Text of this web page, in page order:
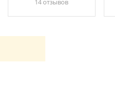
14 отзывов